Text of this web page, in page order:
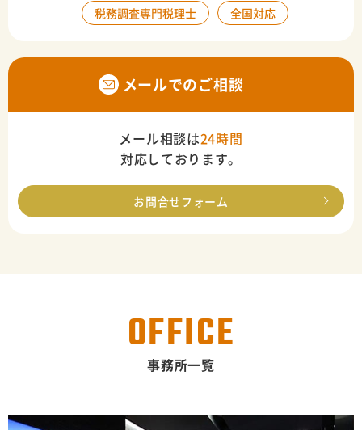
税務調査専門税理士 全国対応
メールでのご相談
メール相談は24時間
対応しております。
お問合せフォーム
OFFICE
事務所一覧